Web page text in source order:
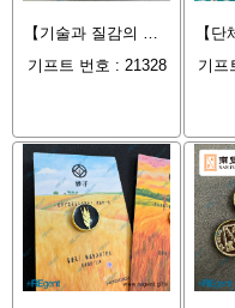
【기술과 질감의 결합】PolyU 홍콩 이공대학교 맞춤형: 휘준 기프트 Magsafe 다기능 가죽 카드 지갑
기프트 번호 : 21328
기프